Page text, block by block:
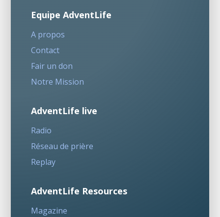
Equipe AdventLife
A propos
Contact
Fair un don
Notre Mission
AdventLife live
Radio
Réseau de prière
Replay
AdventLife Resources
Magazine